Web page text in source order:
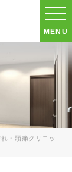
MENU
・頭痛クリニッ